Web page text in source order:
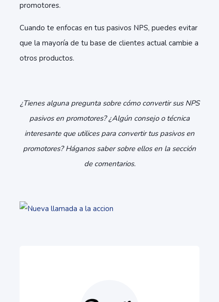
promotores.
Cuando te enfocas en tus pasivos NPS, puedes evitar
que la mayoría de tu base de clientes actual cambie a
otros productos.
¿Tienes alguna pregunta sobre cómo convertir sus NPS
pasivos en promotores? ¿Algún consejo o técnica
interesante que utilices para convertir tus pasivos en
promotores? Háganos saber sobre ellos en la sección
de comentarios.